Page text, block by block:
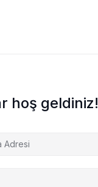
hoş geldiniz!